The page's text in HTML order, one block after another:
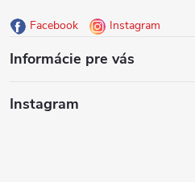
e
Facebook Instagram
Informácie pre vás
Instagram